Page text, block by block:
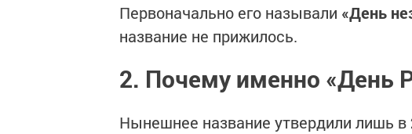
Первоначально его называли «День
название не прижилось.
2. Почему именно «День
Нынешнее название утвердили лишь в